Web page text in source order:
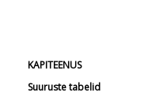
KAPITEENUS
Suuruste tabelid